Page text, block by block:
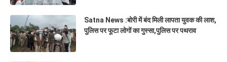
Satna News :बोरी में बंद मिली लापता युवक की लाश,
पुलिस पर फूटा लोगों का गुस्सा,पुलिस पर पथराव